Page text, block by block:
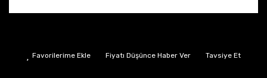
Fiyatı Düşünce Haber Ver Tavsiye Et